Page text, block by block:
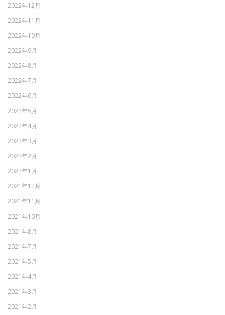
2022年12月
2022年11月
2022年10月
2022年9月
2022年8月
2022年7月
2022年6月
2022年5月
2022年4月
2022年3月
2022年2月
2022年1月
2021年12月
2021年11月
2021年10月
2021年8月
2021年7月
2021年5月
2021年4月
2021年3月
2021年2月